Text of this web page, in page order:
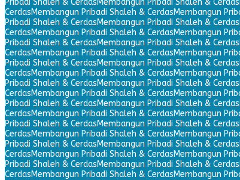
Pribadi Shaleh & CerdasMembangun Pribadi Shaleh & Cerdas
CerdasMembangun Pribadi Shaleh & CerdasMembangun
Pribadi Shaleh & CerdasMembangun Pribadi Shaleh & Cerdas
CerdasMembangun Pribadi Shaleh & CerdasMembangun
Pribadi Shaleh & CerdasMembangun Pribadi Shaleh & Cerdas
CerdasMembangun Pribadi Shaleh & CerdasMembangun
Pribadi Shaleh & CerdasMembangun Pribadi Shaleh & Cerdas
CerdasMembangun Pribadi Shaleh & CerdasMembangun
Pribadi Shaleh & CerdasMembangun Pribadi Shaleh & Cerdas
CerdasMembangun Pribadi Shaleh & CerdasMembangun
Pribadi Shaleh & CerdasMembangun Pribadi Shaleh & Cerdas
CerdasMembangun Pribadi Shaleh & CerdasMembangun
Pribadi Shaleh & CerdasMembangun Pribadi Shaleh & Cerdas
CerdasMembangun Pribadi Shaleh & CerdasMembangun
Pribadi Shaleh & CerdasMembangun Pribadi Shaleh & Cerdas
CerdasMembangun Pribadi Shaleh & CerdasMembangun
Pribadi Shaleh & CerdasMembangun Pribadi Shaleh & Cerdas
CerdasMembangun Pribadi Shaleh & CerdasMembangun